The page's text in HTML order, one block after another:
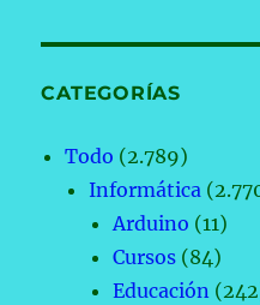
CATEGORÍAS
Todo (2.789)
Informática
Arduino (11)
Cursos (84)
Educación